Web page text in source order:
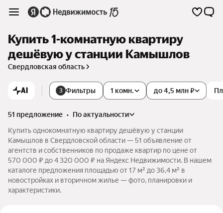
Купить 1-комнатную квартиру
дешёвую у станции Камышлов
Свердловская область
AI 3 Фильтры 1 комн. до 4,5 млн ₽
51 предложение •
по актуальности
Купить однокомнатную квартиру дешёвую у станции
Камышлов в Свердловской области — 51 объявление от
агентств и собственников по продаже квартир по цене от
570 000 ₽ до 4 320 000 ₽ на Яндекс Недвижимости. В нашем
каталоге предложения площадью от 17 м² до 36,4 м² в
новостройках и вторичном жилье — фото, планировки и
характеристики.